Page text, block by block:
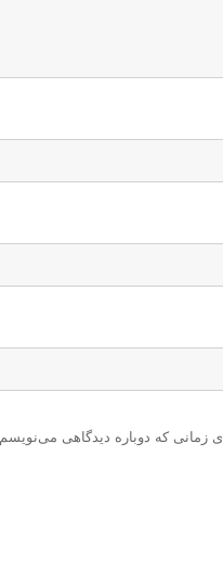
زمانی که دوباره دیدگاهی می‌نویسم.